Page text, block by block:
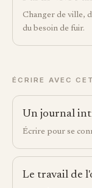
Changer de ville,
du besoin de fuir.
ÉCRIRE AVEC
Un journal
Écrire pour se
Le travail de